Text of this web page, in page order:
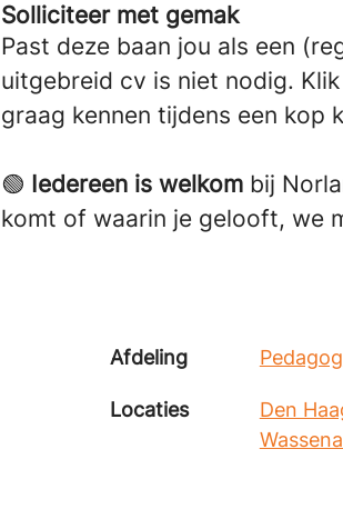
Solliciteer met gemak
Past deze baan jou als een
uitgebreid cv is niet nodig.
graag kennen tijdens een kop
🟢 Iedereen is welkom bij
komt of waarin je gelooft, we
Afdeling
Locaties Den